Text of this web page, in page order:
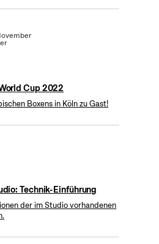
Cup 2022
Boxens in Köln zu Gast!
Technik-Einführung
der im Studio vorhandenen